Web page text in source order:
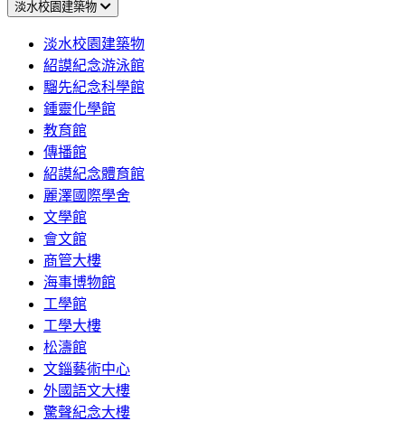
淡水校園建築物
淡水校園建築物
紹謨紀念游泳館
騮先紀念科學館
鍾靈化學館
教育館
傳播館
紹謨紀念體育館
麗澤國際學舍
文學館
會文館
商管大樓
海事博物館
工學館
工學大樓
松濤館
文錙藝術中心
外國語文大樓
驚聲紀念大樓